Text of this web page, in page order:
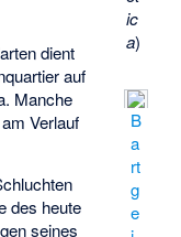
ic
a)
B
a
rt
g
e
dient
auf
Manche
Verlauf
des heute
seines